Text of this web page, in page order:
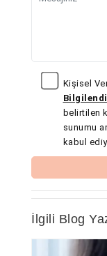
Kişisel
belirtilen
sunumu
kabul
İlgili Blog